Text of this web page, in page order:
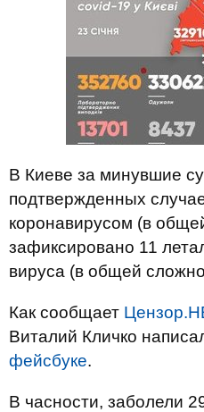
В Киеве за минувшие
подтвержденных
коронавирусом (в
зафиксировано 11
вируса (в общей
Как сообщает
Виталий Кличко
фейсбуке.
В часности, заболели